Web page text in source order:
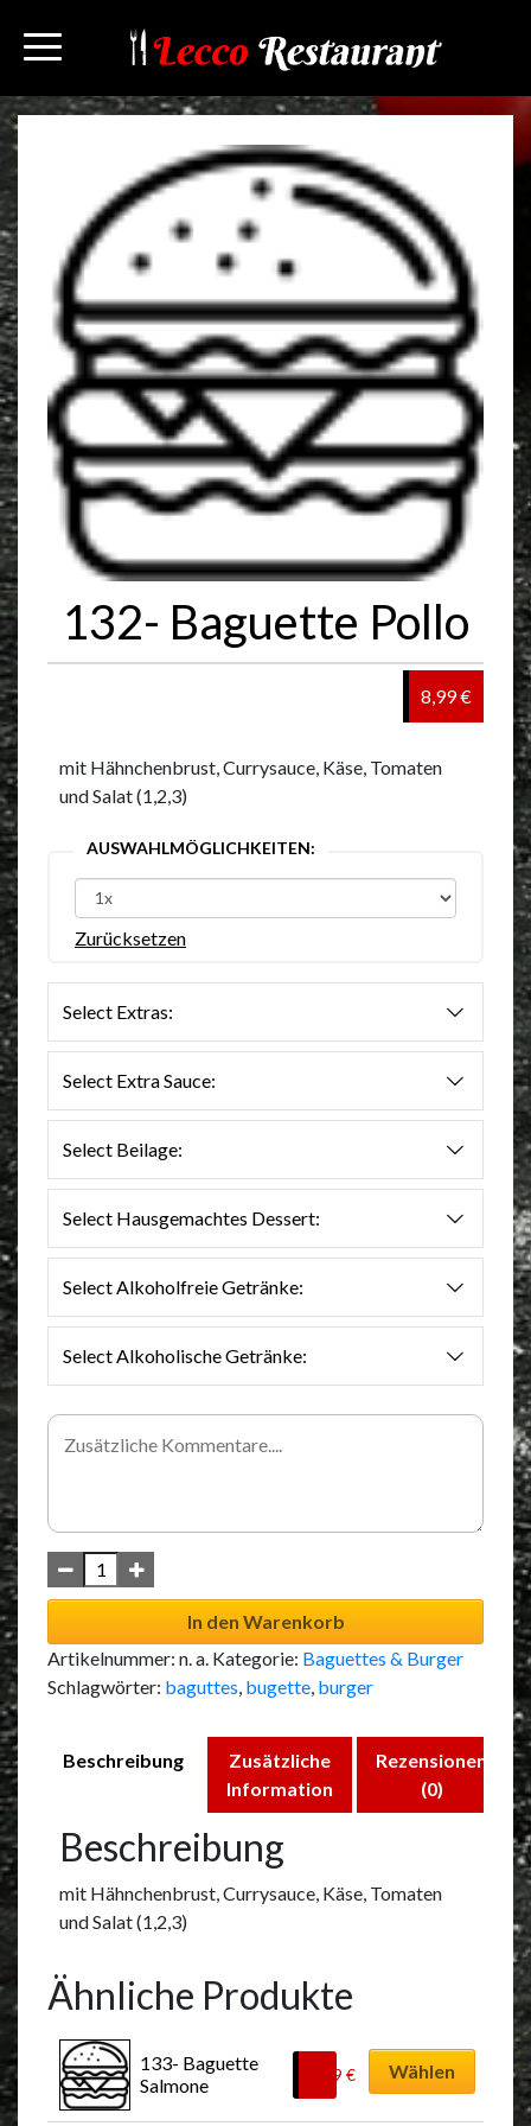
132- Baguette Pollo
8,99 €
mit Hähnchenbrust, Currysauce, Käse, Tomaten
und Salat (1,2,3)
AUSWAHLMÖGLICHKEITEN:
Zurücksetzen
Select Extras:
Select Extra Sauce:
Select Beilage:
Select Hausgemachtes Dessert:
Select Alkoholfreie Getränke:
Select Alkoholische Getränke:
In den Warenkorb
Artikelnummer: n. a. Kategorie: Baguettes & Burger
Schlagwörter: baguttes bugette burger
Beschreibung
Zusätzliche
Information
Rezensionen
(0)
Beschreibung
mit Hähnchenbrust, Currysauce, Käse, Tomaten
und Salat (1,2,3)
Ähnliche Produkte
133- Baguette
Salmone
8,99€ Wählen
Produkt
weist